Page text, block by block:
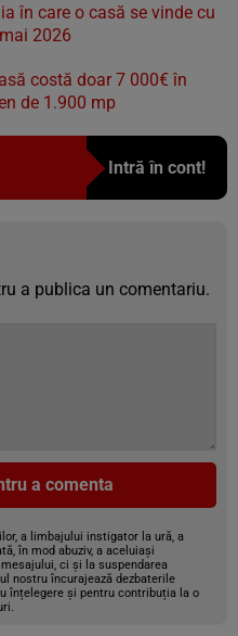
în care o casă se vinde cu
2026
costă doar 7 000€ în
de 1.900 mp
Intră în cont!
a publica un comentariu.
a comenta
a limbajului instigator la ură, a
în mod abuziv, a aceluiași
ci și la suspendarea
nostru încurajează dezbaterile
înțelegere și pentru contribuția la o